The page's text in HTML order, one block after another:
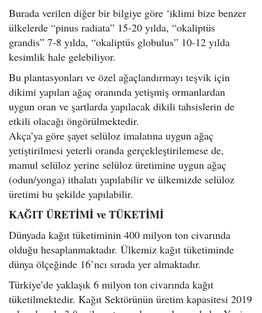
Burada verilen diğer bir bilgiye göre ‘iklimi bize benzer
ülkelerde “pinus radiata” 15-20 yılda, “okaliptüs
grandis” 7-8 yılda, “okaliptüs globulus” 10-12 yılda
kesimlik hale gelebiliyor.
Bu plantasyonları ve özel ağaçlandırmayı teşvik için
dikimi yapılan ağaç oranında yetişmiş ormanlardan
uygun oran ve şartlarda yapılacak dikili tahsislerin de
etkili olacağı öngörülmektedir.
Akça’ya göre şayet selüloz imalatına uygun ağaç
yetiştirilmesi yeterli oranda gerçekleştirilemese de,
mamul selüloz yerine selüloz üretimine uygun ağaç
(odun/yonga) ithalatı yapılabilir ve ülkemizde selüloz
üretimi bu şekilde yapılabilir.
KAĞIT ÜRETİMİ ve TÜKETİMİ
Dünyada kağıt tüketiminin 400 milyon ton civarında
olduğu hesaplanmaktadır. Ülkemiz kağıt tüketiminde
dünya ölçeğinde 16’ncı sırada yer almaktadır.
Türkiye’de yaklaşık 6 milyon ton civarında kağıt
tüketilmektedir. Kağıt Sektörünün üretim kapasitesi 2019